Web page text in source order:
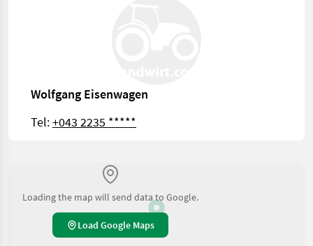
Wolfgang Eisenwagen
Tel:+043 2235 *****
Loading the map will send data to Google.
Load Google Maps